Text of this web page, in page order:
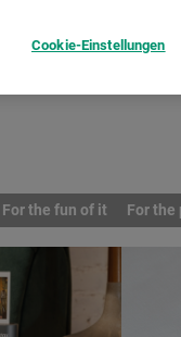
Film Produktvergleich
For the fun of it For the
Cookie-Einstellungen